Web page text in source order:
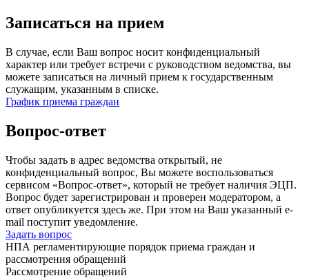
Записаться на прием
В случае, если Ваш вопрос носит конфиденциальный
характер или требует встречи с руководством ведомства, вы
можете записаться на личный прием к государственным
служащим, указанным в списке.
График приема граждан
Вопрос-ответ
Чтобы задать в адрес ведомства открытый, не
конфиденциальный вопрос, Вы можете воспользоваться
сервисом «Вопрос-ответ», который не требует наличия ЭЦП.
Вопрос будет зарегистрирован и проверен модератором, а
ответ опубликуется здесь же. При этом на Ваш указанный e-
mail поступит уведомление.
Задать вопрос
НПА регламентирующие порядок приема граждан и
рассмотрения обращений
Рассмотрение обращений